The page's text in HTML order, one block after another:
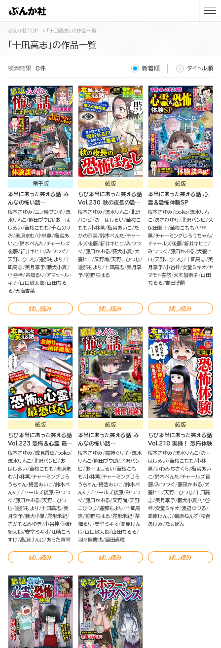
ぶんか社TOP 「十凪高志」の作品一覧
「十凪高志」の作品一覧
検索結果 8件 新着順 タイトル順
電子版
本当にあった笑える話 み
んなの怖い話
2024→2025冬
桜木さゆみ 三ノ輪ブン子 流
水りんこ 熊田プウ助 おーは
しるい 華桜こもも 千石のり
お 奥原まむ 小林薫 梅宮あ
いこ 鈴木ぺんた チャールズ
後藤 新井キヒロ みつつぐ
天野こひつじ 遥那もより
十
凪高志 美月李予 藪犬小夏
小谷梓 茶畑るり
アマットル・
キナ 山口敏太郎 山田ちる
る 天海杏菜
試し読み
紙版
ちび本当にあった笑える話
Vol.230 秋の夜長の恐怖
ばなし
桜木さゆみ 流水りんこ 北沢
バンビ おーはしるい 華桜こ
もも 小林薫 梅宮あいこ た
かの宗美 鈴木ぺんた チャー
ルズ後藤 新井キヒロ みつつ
ぐ 藤凪かおる 薮犬小夏 犬
養ヒロ 又野尚 天野こひつじ
遥那もより
十凪高志 美月李
予 笹野ちはる
試し読み
紙版
本当にあった笑える話 心
霊＆恐怖体験SP
桜木さゆみ poko 流水りん
こ
あさひゆり 北沢バンビ 久
保田順子 華桜こもも 小林
薫 チャーミングじろうちゃん
チャールズ後藤 新井キヒロ
みつつぐ 藤凪かおる 犬養ヒ
ロ 天野こひつじ 十凪高志 美
月李予 小谷梓 安堂ミキオ ヤ
マモト喜怒 犬木加奈子 山田
ちるる 吉田博嗣
試し読み
紙版
ちび本当にあった笑える話
Vol.223 恐怖＆心霊 最恐
ばなし
桜木さゆみ 成見香穂 poko
流水りんこ 北沢バンビ おー
はしるい 華桜こもも 奥原ま
む 小林薫 チャーミングじろ
うちゃん 梅宮あいこ 鈴木ぺ
んた チャールズ後藤 みつつ
ぐ 藤凪かおる 天野こひつ
じ 遥那もより 十凪高志 美
月李予 藪犬小夏 尾形未紀
さかもとみゆき 小谷梓 泡野
紐太郎 安堂ミキオ 江崎ころ
すけ 高原けんじ あらた真琴
試し読み
紙版
本当にあった笑える話 み
んなの怖い話
2023→2024冬
桜木さゆみ 魔神ぐり子 流水
りんこ 熊田プウ助 北沢バン
ビ おーはしるい 華桜こも
も 小林薫 チャーミングじろ
うちゃん 梅宮あいこ 鈴木ぺ
んた チャールズ後藤 みつつ
ぐ 藤凪かおる 又野尚 天野
こひつじ 遥那もより
十凪高
志 笹野ちはる 尾形未紀 茶
畑るり
安堂ミキオ 高原けん
じ
山口敏太郎 山田ちるる
羽々桐鷹也 脇田直輝
試し読み
紙版
ちび本当にあった笑える話
Vol.218 実録！ 恐怖体験
桜木さゆみ 流水りんこ
おー
はしるい 華桜こもも 小林
薫 いわみちさくら 梅宮あい
こ 鈴木ぺんた チャールズ後
藤 みつつぐ 藤凪かおる 犬
養ヒロ 天野こひつじ 十凪高
志 美月李予 藪犬小夏 小谷
梓 安堂ミキオ 渡辺ゆづる
高原けんじ 猫原ねんず 松苗
あけみ たぁぽん
試し読み